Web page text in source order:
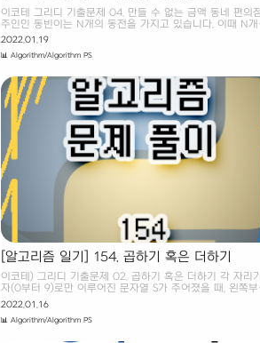
이코테 그리디 기출문제 04. 만들 수 없는 금액 동네 편의
주인인 동빈이는 N개의 동전을 가지고 있습니다. 이때 N개
동전을 이용하여 만들 수 없는 양의 정수 금액 중 최솟값을
하는 프로그램을 작성하세요. 예를 들어, N = 5이고, 각 동전
각각 3원, 2원, 1원, 1원, 9원짜리(화폐 단위) 동전이라고 가
은 8원이빈다. 또 다른 예시로, N = 3이고, 각 동전이 각각
5원, 7원짜리(화폐 단위) 동전이라고 가정합시다. 이때 동빈
가 만들 수 없는 양의 정수 금액 중 최솟값은 1원입니다. 입
첫째 줄에는 동전의 개수를 나타내는 양의 정수 N이 주어
다. (1
2022.01.19
📊 Algorithm/Algorithm PS
[알고리즘 일기] 154. 곱하기 혹은 더하기
이코테) 그리디 기출문제 02. 곱하기 혹은 더하기 각 자리
자(0부터 9)로만 이루어진 문자열 S가 주어졌을 때, 왼쪽부
오른쪽으로 하나씩 모든 숫자를 확인하며 숫자 사이에 'x' 혹
'+' 연산자를 넣어 결과적으로 만들어질 수 있는 가장 큰 수를
구하는 프로그램을 작성하세요. 단, +보다 x를 먼저 계산하는
2022.01.16
📊 Algorithm/Algorithm PS